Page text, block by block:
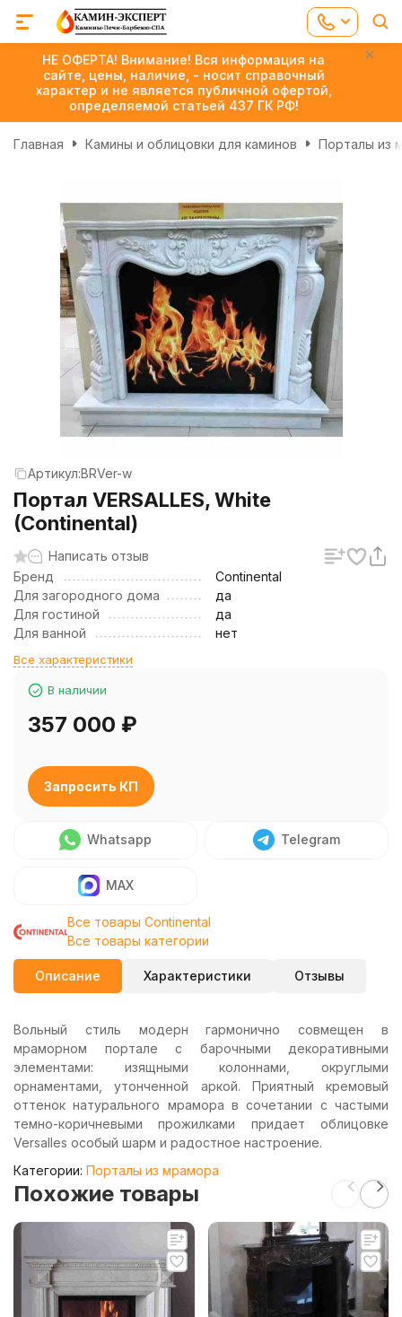
НЕ ОФЕРТА! Внимание! Вся информация на
сайте, цены, наличие, - носит справочный
характер и не является публичной офертой,
определяемой статьей 437 ГК РФ!
Главная Камины и облицовки для каминов Порталы из
Артикул:BRVer-w
Портал VERSALLES, White
(Continental)
Написать отзыв
Бренд
Continental
Для загородного дома
да
Для гостиной
да
Для ванной
нет
Все характеристики
В наличии
357 000 ₽
Запросить КП
Whatsapp Telegram
MAX
Все товары Continental
Все товары категории
Описание Характеристики Отзывы
Вольный стиль модерн гармонично совмещен в
мраморном портале с барочными декоративными
элементами: изящными колоннами, округлыми
орнаментами, утонченной аркой. Приятный кремовый
оттенок натурального мрамора в сочетании с частыми
темно-коричневыми прожилками придает облицовке
Versalles особый шарм и радостное настроение.
Категории: Порталы из мрамора
Похожие товары